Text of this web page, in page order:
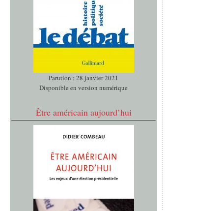
Parution : 28 janvier 2021
Disponible en version numérique
Être américain aujourd’hui